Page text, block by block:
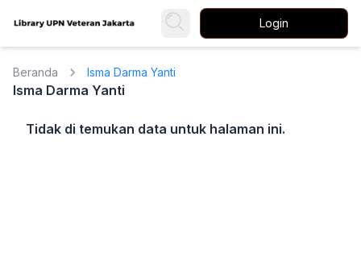
Login
Beranda Isma Darma Yanti
Isma Darma Yanti
Tidak di temukan data untuk halaman ini.